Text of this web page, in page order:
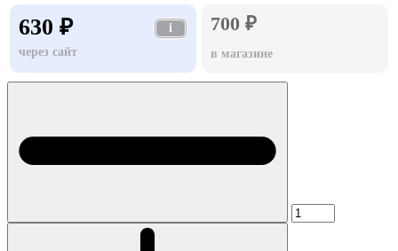
630 ₽
i
через сайт
700 ₽
в магазине